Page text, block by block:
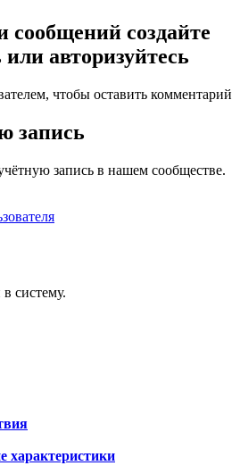
сообщений создайте
авторизуйтесь
чтобы оставить комментарий
запись
запись в нашем сообществе.
систему.
характеристики